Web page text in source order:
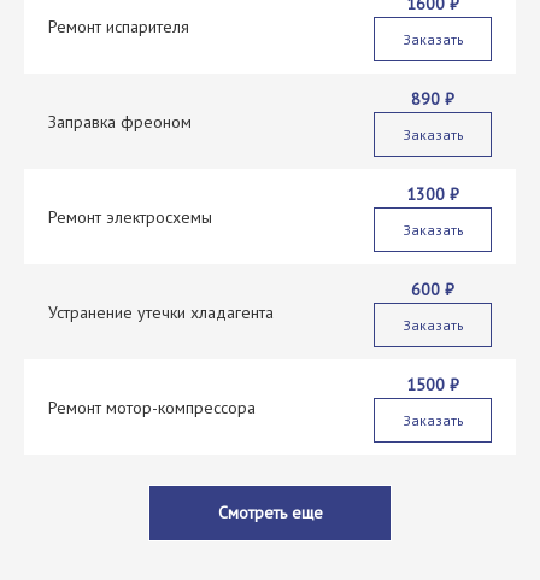
Ремонт испарителя
Заказать
Заправка фреоном
890 ₽
Заказать
Ремонт электросхемы
1300 ₽
Заказать
Устранение утечки хладагента
600 ₽
Заказать
Ремонт мотор-компрессора
1500 ₽
Заказать
Смотреть еще